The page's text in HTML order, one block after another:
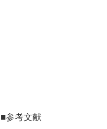
■参考文献